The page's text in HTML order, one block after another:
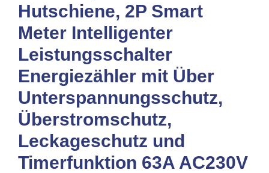
Hutschiene, 2P Smart
Meter Intelligenter
Leistungsschalter
Energiezähler mit Über
Unterspannungsschutz,
Überstromschutz,
Leckageschutz und
Timerfunktion 63A AC230V